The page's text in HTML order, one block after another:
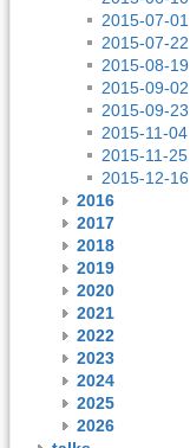
2015-07-01
2015-07-22
2015-08-19
2015-09-02
2015-09-23
2015-11-04
2015-11-25
2015-12-16
2016
2017
2018
2019
2020
2021
2022
2023
2024
2025
2026